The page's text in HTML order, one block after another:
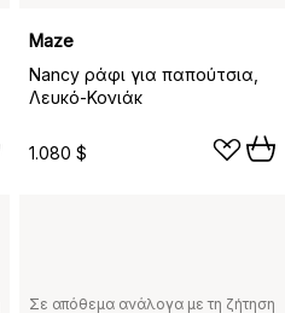
Maze
Nancy ράφι για παπούτσια,
Λευκό-Κονιάκ
1.080 $
Σε απόθεμα ανάλογα με τη ζήτηση